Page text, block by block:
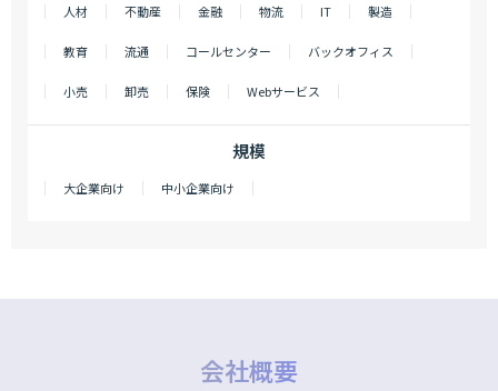
人材 不動産 金融 物流 IT 製造
教育 流通 コールセンター バックオフィス
小売 卸売 保険 Webサービス
規模
大企業向け 中小企業向け
会社概要